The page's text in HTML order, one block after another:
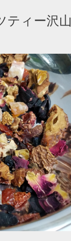
ティー沢山